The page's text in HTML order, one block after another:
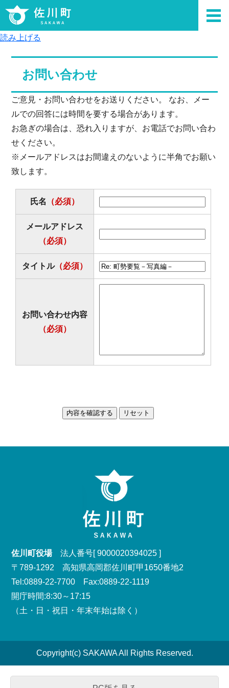
読み上げる
お問い合わせ
ご意見・お問い合わせをお送りください。 なお、メー
ルでの回答には時間を要する場合があります。
お急ぎの場合は、恐れ入りますが、お電話でお問い合わ
せください。
※メールアドレスはお間違えのないように半角でお願い
致します。
氏名 （必須）
メールアドレス
（必須）
タイトル（必須）
お問い合わせ内容
（必須）
佐川町役場法人番号[ 9000020394025 ]
〒789-1292 高知県高岡郡佐川町甲1650番地2
Tel:0889-22-7700 Fax:0889-22-1119
開庁時間:8:30～17:15
（土・日・祝日・年末年始は除く）
Copyright(c) SAKAWA All Rights Reserved.